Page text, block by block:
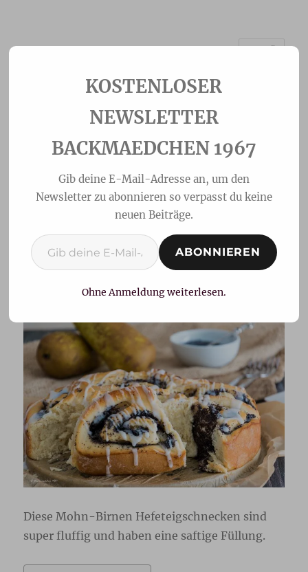
Mohn-Birnen
Hefeteigschnecken
Diese Mohn-Birnen Hefeteigschnecken sind
super fluffig und haben eine saftige Füllung.
NEWSLETTER
BACKMAEDCHEN 1967
Gib deine E-Mail-Adresse an, um den
Newsletter zu abonnieren so verpasst du keine
neuen Beiträge.
Gib deine E-Mail-Adresse ein ...
ABONNIEREN
Ohne Anmeldung weiterlesen.